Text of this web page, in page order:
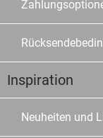
Inspiration
Neuheiten und